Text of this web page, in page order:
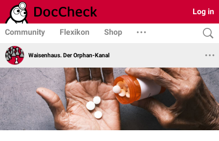
Log in
Community Flexikon Shop
Waisenhaus. Der Orphan-Kanal